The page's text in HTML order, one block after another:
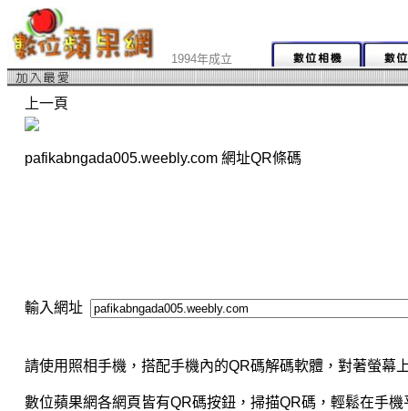
1994年成立
上一頁
pafikabngada005.weebly.com 網址QR條碼
輸入網址
請使用照相手機，搭配手機內的QR碼解碼軟體，對著螢幕
數位蘋果網各網頁皆有QR碼按鈕，掃描QR碼，輕鬆在手